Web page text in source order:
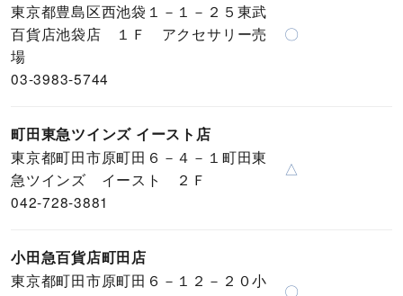
東京都豊島区西池袋１－１－２５東武
百貨店池袋店 １Ｆ アクセサリー売
場
03-3983-5744
〇
町田東急ツインズ イースト店
東京都町田市原町田６－４－１町田東
急ツインズ イースト ２Ｆ
042-728-3881
△
小田急百貨店町田店
東京都町田市原町田６－１２－２０小
〇